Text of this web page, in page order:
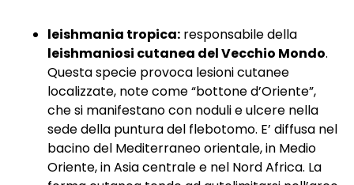
leishmania tropica: responsabile della
leishmaniosi cutanea del Vecchio Mondo.
Questa specie provoca lesioni cutanee
localizzate, note come “bottone d’Oriente”,
che si manifestano con noduli e ulcere nella
sede della puntura del flebotomo. E’ diffusa nel
bacino del Mediterraneo orientale, in Medio
Oriente, in Asia centrale e nel Nord Africa. La